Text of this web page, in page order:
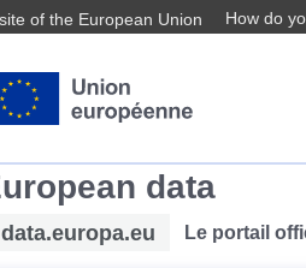
of the European Union How do
data
data.europa.eu Le portail